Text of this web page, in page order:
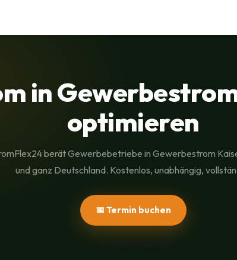
in
optimieren
berät Gewerbebetriebe in Gewerbestrom
und ganz Deutschland. Kostenlos, unabhängig,
📅 Termin buchen